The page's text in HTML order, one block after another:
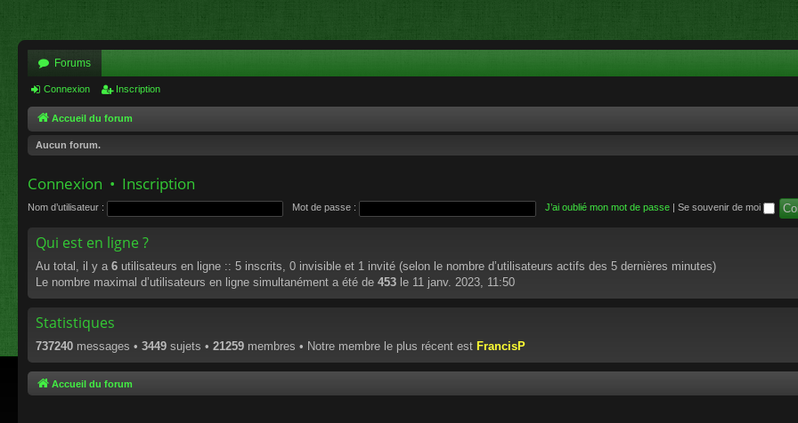
Forums
Connexion Inscription
Accueil du forum
Aucun forum.
Connexion • Inscription
Nom d’utilisateur : Mot de passe : J’ai oublié mon mot de passe Se souvenir de moi
Qui est en ligne ?
Au total, il y a 6 utilisateurs en ligne :: 5 inscrits, 0 invisible et 1 invité (selon le nombre d’utilisateurs actifs des 5 dernières minutes)
Le nombre maximal d’utilisateurs en ligne simultanément a été de 453 le 11 janv. 2023, 11:50
Statistiques
737240 messages • 3449 sujets • 21259 membres • Notre membre le plus récent est FrancisP
Accueil du forum